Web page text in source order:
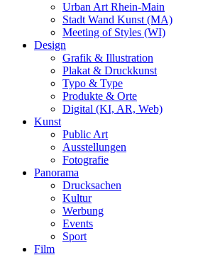
Urban Art Rhein-Main
Stadt Wand Kunst (MA)
Meeting of Styles (WI)
Design
Grafik & Illustration
Plakat & Druckkunst
Typo & Type
Produkte & Orte
Digital (KI, AR, Web)
Kunst
Public Art
Ausstellungen
Fotografie
Panorama
Drucksachen
Kultur
Werbung
Events
Sport
Film